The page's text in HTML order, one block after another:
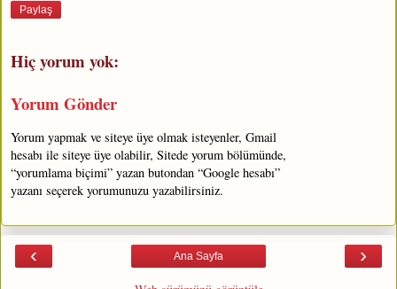
Paylaş
Hiç yorum yok:
Yorum Gönder
Yorum yapmak ve siteye üye olmak isteyenler, Gmail
hesabı ile siteye üye olabilir, Sitede yorum bölümünde,
“yorumlama biçimi” yazan butondan “Google hesabı”
yazanı seçerek yorumunuzu yazabilirsiniz.
‹ ›
Ana Sayfa